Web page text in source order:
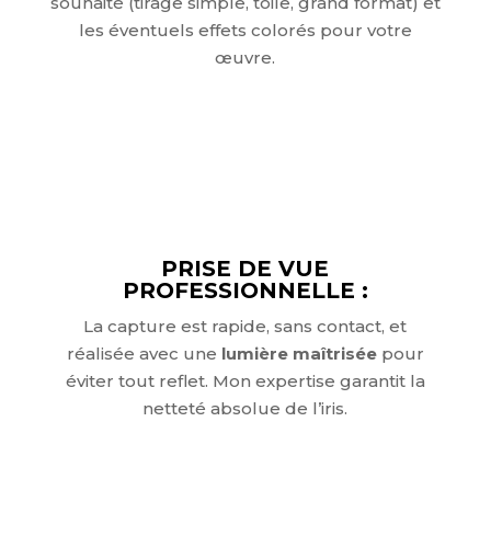
les éventuels effets colorés pour votre
œuvre.
PRISE DE VUE
PROFESSIONNELLE :
La capture est rapide, sans contact, et
réalisée avec une lumière maîtriséepour
éviter tout reflet. Mon expertise garantit la
netteté absolue de l’iris.